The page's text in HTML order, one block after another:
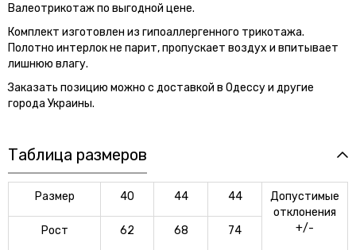
Валеотрикотаж по выгодной цене.
Комплект изготовлен из гипоаллергенного трикотажа.
Полотно интерлок не парит, пропускает воздух и впитывает
лишнюю влагу.
Заказать позицию можно с доставкой в Одессу и другие
города Украины.
Таблица размеров
Размер 40 44 44
Допустимые
отклонения
+/-
Рост 62 68 74